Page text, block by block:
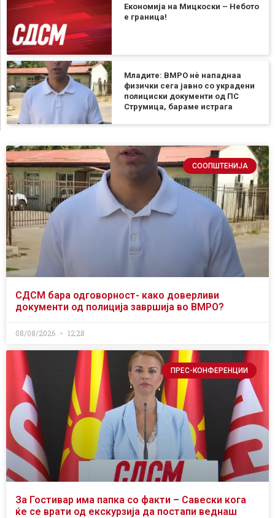
Економија на Мицкоски – Небото
е граница!
Младите: ВМРО нè нападнаа
физички сега јавно со украдени
полициски документи од ПС
Струмица, бараме истрага
СООПШТЕНИЈА
СДСМ бара одговорност- како доверливи
документи од полиција завршија во ВМРО?
08/08/2026 12:28
ПРЕС-КОНФЕРЕНЦИИ
За Гостивар има папка со факти – Савески кога
ќе се врати од екскурзија да постапи веднаш